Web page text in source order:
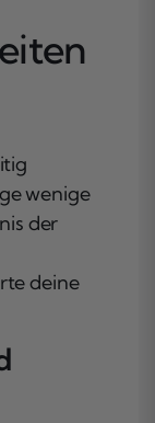
wenige
der
deine